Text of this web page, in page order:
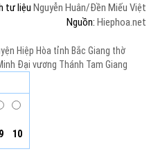
tư liệu Nguyễn Huân/Đền Miếu Việt
Nguồn: Hiephoa.net
Hiệp Hòa tỉnh Bắc Giang thờ
Đại vương Thánh Tam Giang
9 10